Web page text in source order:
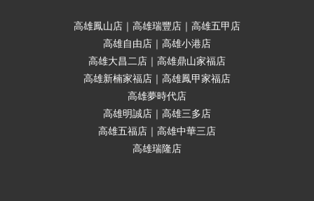
高雄鳳山店｜高雄瑞豐店｜高雄五甲店
高雄自由店｜高雄小港店
高雄大昌二店｜高雄鼎山家福店
高雄新楠家福店｜高雄鳳甲家福店
高雄夢時代店
高雄明誠店｜高雄三多店
高雄五福店｜高雄中華三店
高雄瑞隆店